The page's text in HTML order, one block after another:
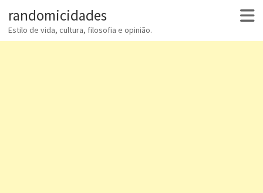
randomicidades
Estilo de vida, cultura, filosofia e opinião.